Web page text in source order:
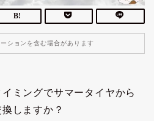
ションを含む場合があります
ミングでサマータイヤから
しますか？